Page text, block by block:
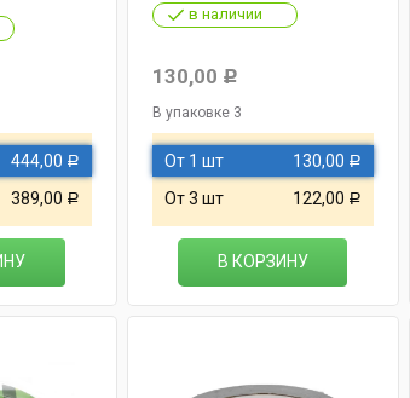
444,00 Р
389,00 Р
в наличии
130,00 Р
В упаковке 3
От 1 шт 130,00 Р
От 3 шт 122,00 Р
В КОРЗИНУ